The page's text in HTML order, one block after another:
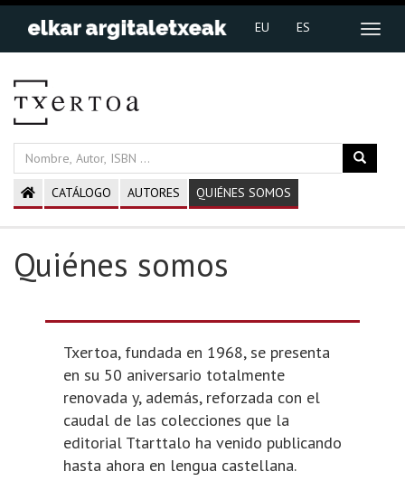
EU ES
CATÁLOGO AUTORES QUIÉNES SOMOS
Quiénes somos
Txertoa, fundada en 1968, se presenta
en su 50 aniversario totalmente
renovada y, además, reforzada con el
caudal de las colecciones que la
editorial Ttarttalo ha venido publicando
hasta ahora en lengua castellana.